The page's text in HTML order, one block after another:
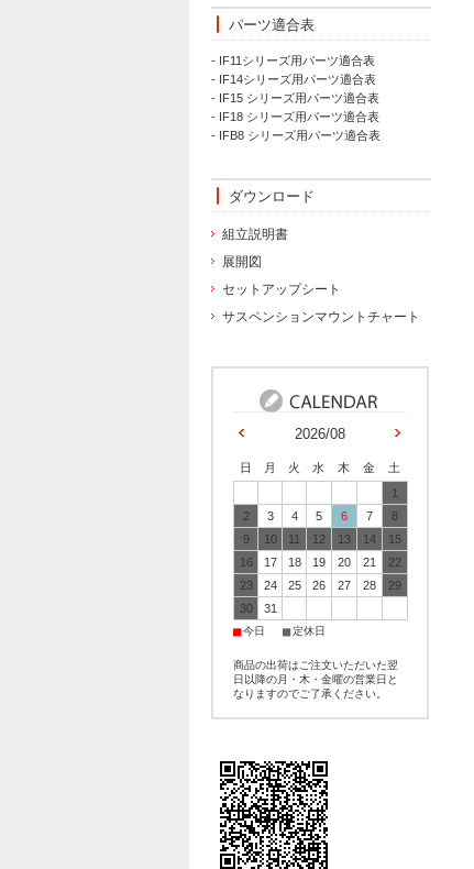
パーツ適合表
- IF11シリーズ用パーツ適合表
- IF14シリーズ用パーツ適合表
- IF15 シリーズ用パーツ適合表
- IF18 シリーズ用パーツ適合表
- IFB8 シリーズ用パーツ適合表
ダウンロード
組立説明書
展開図
セットアップシート
サスペンションマウントチャート
2026/08
日 月 火 水 木 金
土
1
2
3 4 5 6 7
8
9
10 11 12 13 14
15
16
17 18 19 20 21
22
23
24 25 26 27 28
29
30
31
■今日 ■定休日
商品の出荷はご注文いただいた翌
日以降の月・木・金曜の営業日と
なりますのでご了承ください。